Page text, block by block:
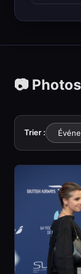
📷 Photos
Trier :